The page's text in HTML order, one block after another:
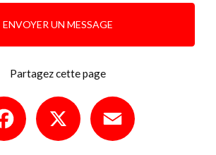
ENVOYER UN MESSAGE
Partagez cette page
Facebook